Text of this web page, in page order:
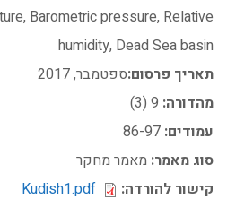
Barometric pressure, Relative
humidity, Dead Sea basin
תאריך פרסום:ספטמבר, 2017
מהדורה:
עמודים:
סוג מאמר: מאמר מחקר
קישור להורדה:
Kudish1.pdf